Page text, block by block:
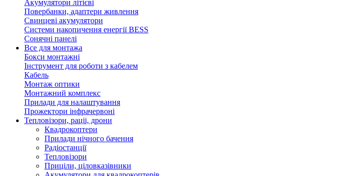
Акумулятори літієві
Повербанки, адаптери живлення
Свинцеві акумулятори
Системи накопичення енергії BESS
Сонячні панелі
Все для монтажа
Бокси монтажні
Інструмент для роботи з кабелем
Кабель
Монтаж оптики
Монтажний комплекс
Прилади для налаштування
Прожектори інфрачервоні
Тепловізори, раціі, дрони
Квадрокоптери
Прилади нічного бачення
Радіостанції
Тепловізори
Приціли, ціловказівники